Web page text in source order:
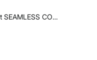
Soutien-gorge de sport SEAMLESS COMFORT vichy bleu